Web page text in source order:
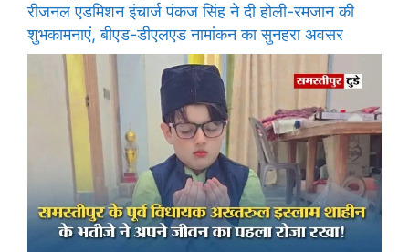
रीजनल एडमिशन इंचार्ज पंकज सिंह ने दी होली-रमजान की
शुभकामनाएं, बीएड-डीएलएड नामांकन का सुनहरा अवसर